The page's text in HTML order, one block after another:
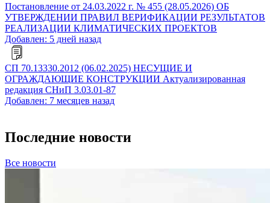
Постановление от 24.03.2022 г. № 455 (28.05.2026) ОБ
УТВЕРЖДЕНИИ ПРАВИЛ ВЕРИФИКАЦИИ РЕЗУЛЬТАТОВ
РЕАЛИЗАЦИИ КЛИМАТИЧЕСКИХ ПРОЕКТОВ
Добавлен: 5 дней назад
СП 70.13330.2012 (06.02.2025) НЕСУЩИЕ И
ОГРАЖДАЮЩИЕ КОНСТРУКЦИИ Актуализированная
редакция СНиП 3.03.01-87
Добавлен: 7 месяцев назад
Последние новости
Все новости